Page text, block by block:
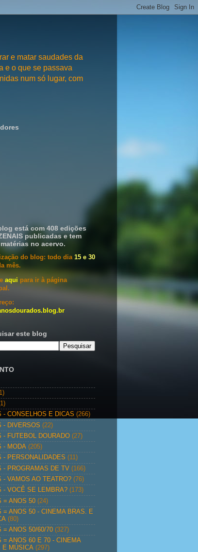
e matar saudades da
e o que se passava
num só lugar, com
está com 408 edições
publicadas e tem
no acervo.
do blog: todo dia 15 e 30
mês.
aqui para ir à página
este blog
- CONSELHOS E DICAS (266)
- DIVERSOS (22)
- FUTEBOL DOURADO (27)
- MODA (205)
- PERSONALIDADES (11)
- PROGRAMAS DE TV (166)
- VAMOS AO TEATRO? (76)
- VOCÊ SE LEMBRA? (173)
= ANOS 50 (24)
= ANOS 50 - CINEMA BRAS. E
(80)
= ANOS 50/60/70 (327)
= ANOS 60 E 70 - CINEMA
E MÚSICA (297)